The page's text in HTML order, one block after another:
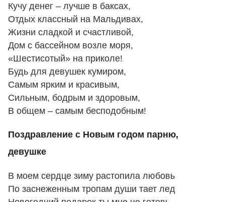
Кучу денег – лучше в баксах,
Отдых классный на Мальдивах,
Жизни сладкой и счастливой,
Дом с бассейном возле моря,
«Шестисотый» на приколе!
Будь для девушек кумиром,
Самым ярким и красивым,
Сильным, бодрым и здоровым,
В общем – самым бесподобным!
Поздравление с Новым годом парню,
девушке
В моем сердце зиму растопила любовь
По заснеженным тропам души тает лед